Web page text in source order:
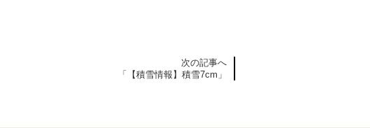
次の記事へ
「【積雪情報】積雪7cm」